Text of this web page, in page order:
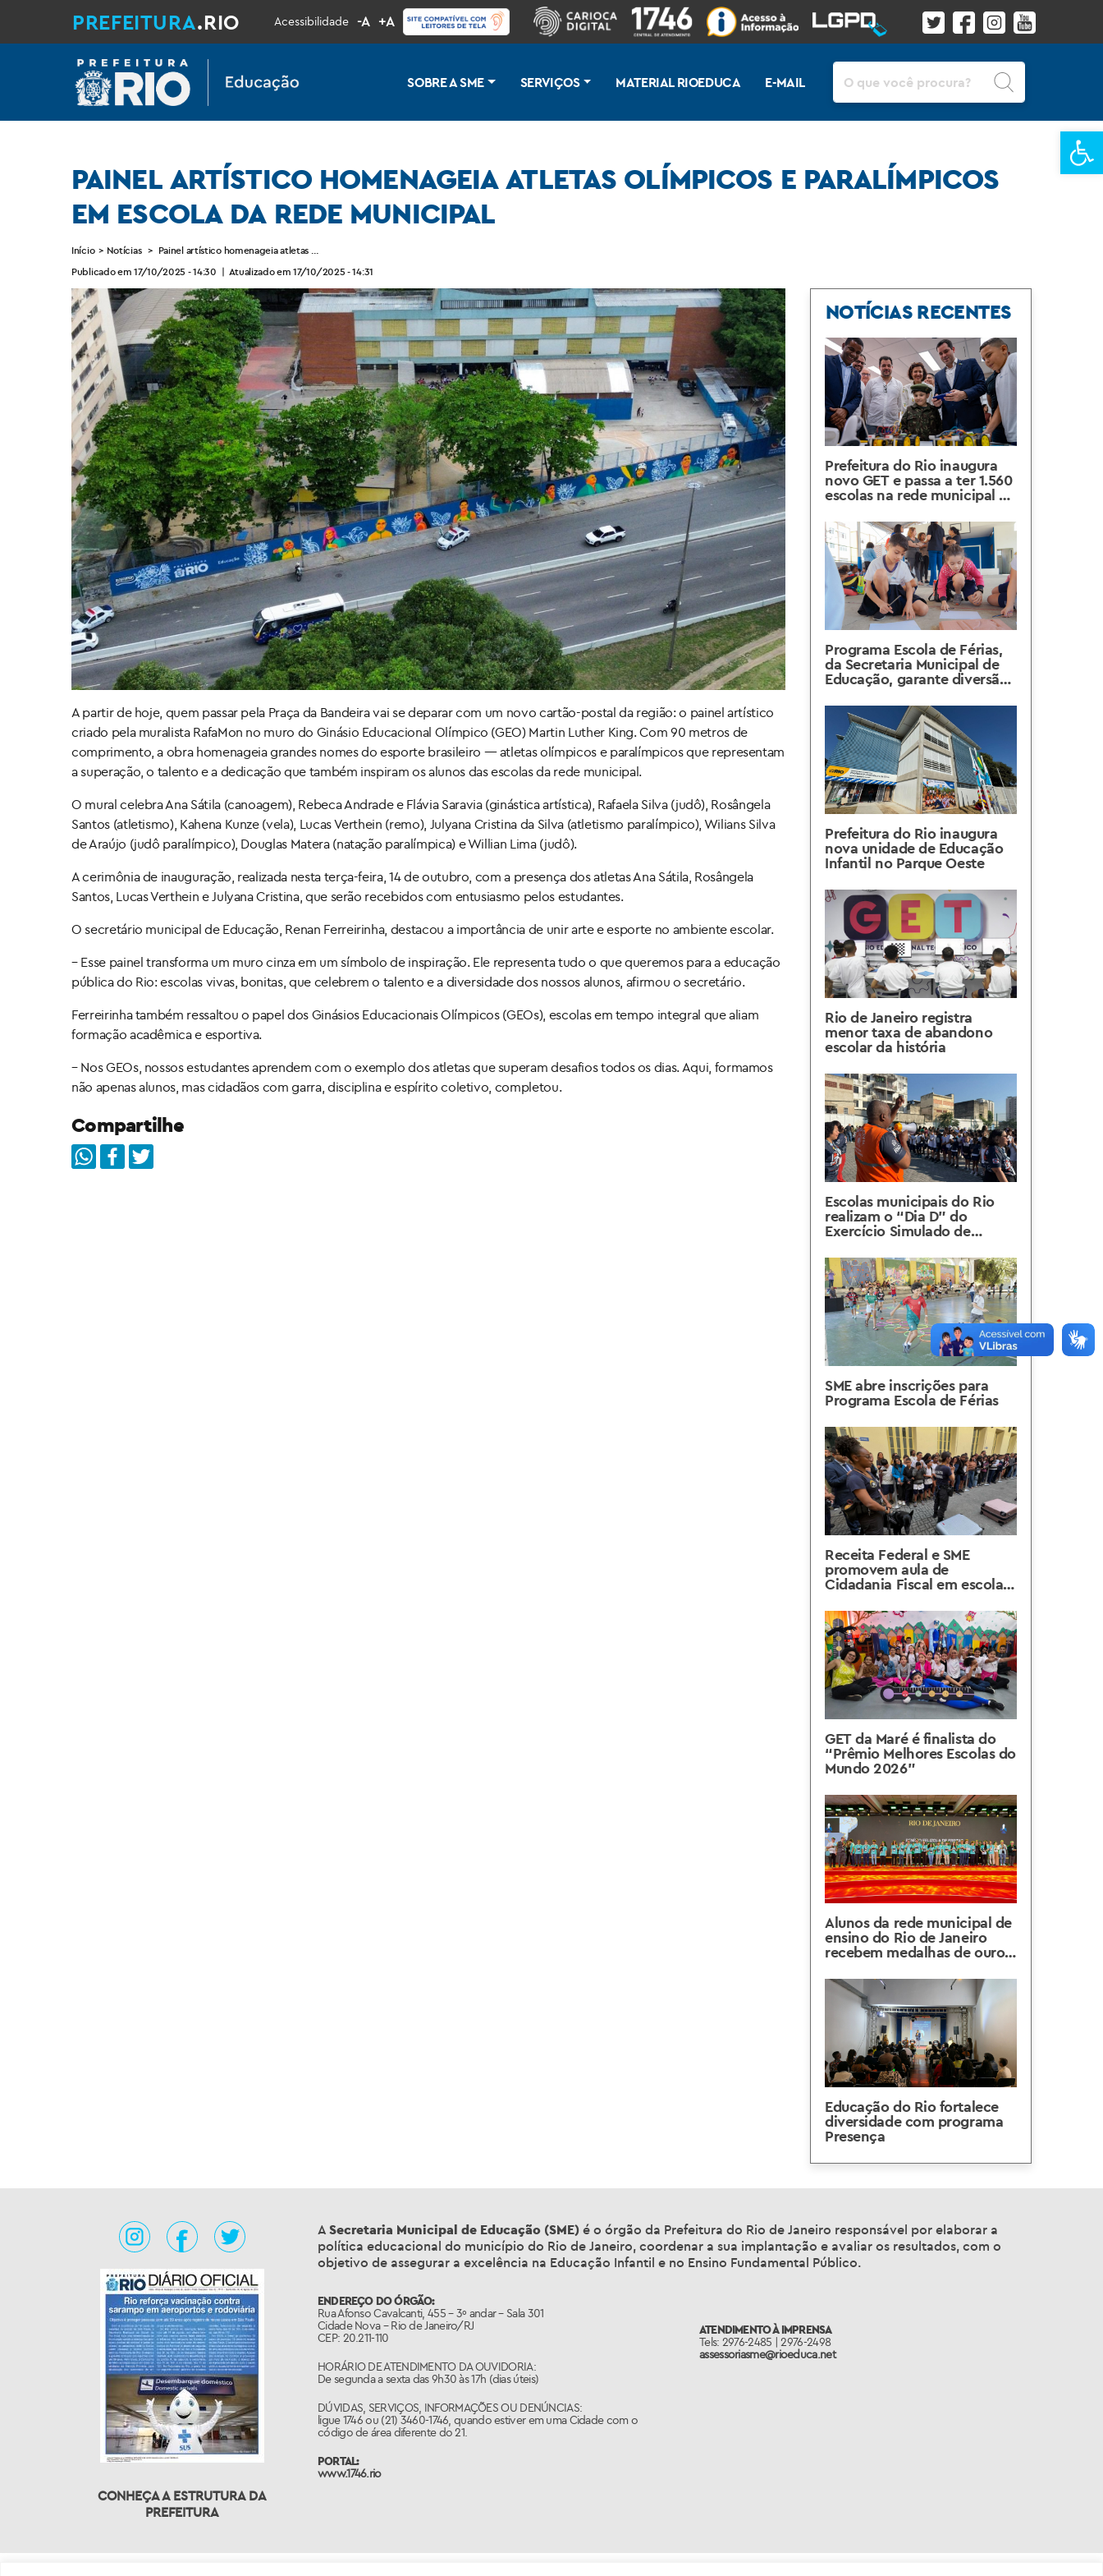
PREFEITURA.RIO Acessibilidade -A +A
SOBRE A SME SERVIÇOS MATERIAL RIOEDUCA E-MAIL
PAINEL ARTÍSTICO HOMENAGEIA ATLETAS OLÍMPICOS E PARALÍMPICOS
EM ESCOLA DA REDE MUNICIPAL
Início > Notícias > Painel artístico homenageia atletas olímpicos e paralímpicos em escola da rede municipal
Publicado em 17/10/2025 - 14:30 | Atualizado em 17/10/2025 - 14:31
A partir de hoje, quem passar pela Praça da Bandeira vai se deparar com um novo cartão-postal da região: o painel artístico
criado pela muralista RafaMon no muro do Ginásio Educacional Olímpico (GEO) Martin Luther King. Com 90 metros de
comprimento, a obra homenageia grandes nomes do esporte brasileiro — atletas olímpicos e paralímpicos que representam
a superação, o talento e a dedicação que também inspiram os alunos das escolas da rede municipal.
O mural celebra Ana Sátila (canoagem), Rebeca Andrade e Flávia Saravia (ginástica artística), Rafaela Silva (judô), Rosângela
Santos (atletismo), Kahena Kunze (vela), Lucas Verthein (remo), Julyana Cristina da Silva (atletismo paralímpico), Wilians Silva
de Araújo (judô paralímpico), Douglas Matera (natação paralímpica) e Willian Lima (judô).
A cerimônia de inauguração, realizada nesta terça-feira, 14 de outubro, com a presença dos atletas Ana Sátila, Rosângela
Santos, Lucas Verthein e Julyana Cristina, que serão recebidos com entusiasmo pelos estudantes.
O secretário municipal de Educação, Renan Ferreirinha, destacou a importância de unir arte e esporte no ambiente escolar.
– Esse painel transforma um muro cinza em um símbolo de inspiração. Ele representa tudo o que queremos para a educação
pública do Rio: escolas vivas, bonitas, que celebrem o talento e a diversidade dos nossos alunos, afirmou o secretário.
Ferreirinha também ressaltou o papel dos Ginásios Educacionais Olímpicos (GEOs), escolas em tempo integral que aliam
formação acadêmica e esportiva.
– Nos GEOs, nossos estudantes aprendem com o exemplo dos atletas que superam desafios todos os dias. Aqui, formamos
não apenas alunos, mas cidadãos com garra, disciplina e espírito coletivo, completou.
Compartilhe
NOTÍCIAS RECENTES
Prefeitura do Rio inaugura
novo GET e passa a ter 1.560
escolas na rede municipal de
Programa Escola de Férias,
da Secretaria Municipal de
Educação, garante diversão
Prefeitura do Rio inaugura
nova unidade de Educação
Infantil no Parque Oeste
Rio de Janeiro registra
menor taxa de abandono
escolar da história
Escolas municipais do Rio
realizam o “Dia D” do
Exercício Simulado de
SME abre inscrições para
Programa Escola de Férias
Receita Federal e SME
promovem aula de
Cidadania Fiscal em escola
GET da Maré é finalista do
“Prêmio Melhores Escolas do
Mundo 2026”
Alunos da rede municipal de
ensino do Rio de Janeiro
recebem medalhas de ouro
Educação do Rio fortalece
diversidade com programa
Presença
CONHEÇA A ESTRUTURA DA
PREFEITURA
A Secretaria Municipal de Educação (SME) é o órgão da Prefeitura do Rio de Janeiro responsável por elaborar a
política educacional do município do Rio de Janeiro, coordenar a sua implantação e avaliar os resultados, com o
objetivo de assegurar a excelência na Educação Infantil e no Ensino Fundamental Público.
ENDEREÇO DO ÓRGÃO:
Rua Afonso Cavalcanti, 455 – 3º andar – Sala 301
Cidade Nova – Rio de Janeiro/RJ
CEP: 20.211-110
HORÁRIO DE ATENDIMENTO DA OUVIDORIA:
De segunda a sexta das 9h30 às 17h (dias úteis)
DÚVIDAS, SERVIÇOS, INFORMAÇÕES OU DENÚNCIAS:
ligue 1746 ou (21) 3460-1746, quando estiver em uma Cidade com o
código de área diferente do 21.
PORTAL:
www.1746.rio
ATENDIMENTO À IMPRENSA
Tels: 2976-2485 | 2976-2498
assessoriasme@rioeduca.net